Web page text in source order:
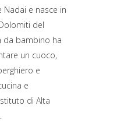
Nadai e nasce in
del
da bambino ha
un cuoco,
e
e
di Alta